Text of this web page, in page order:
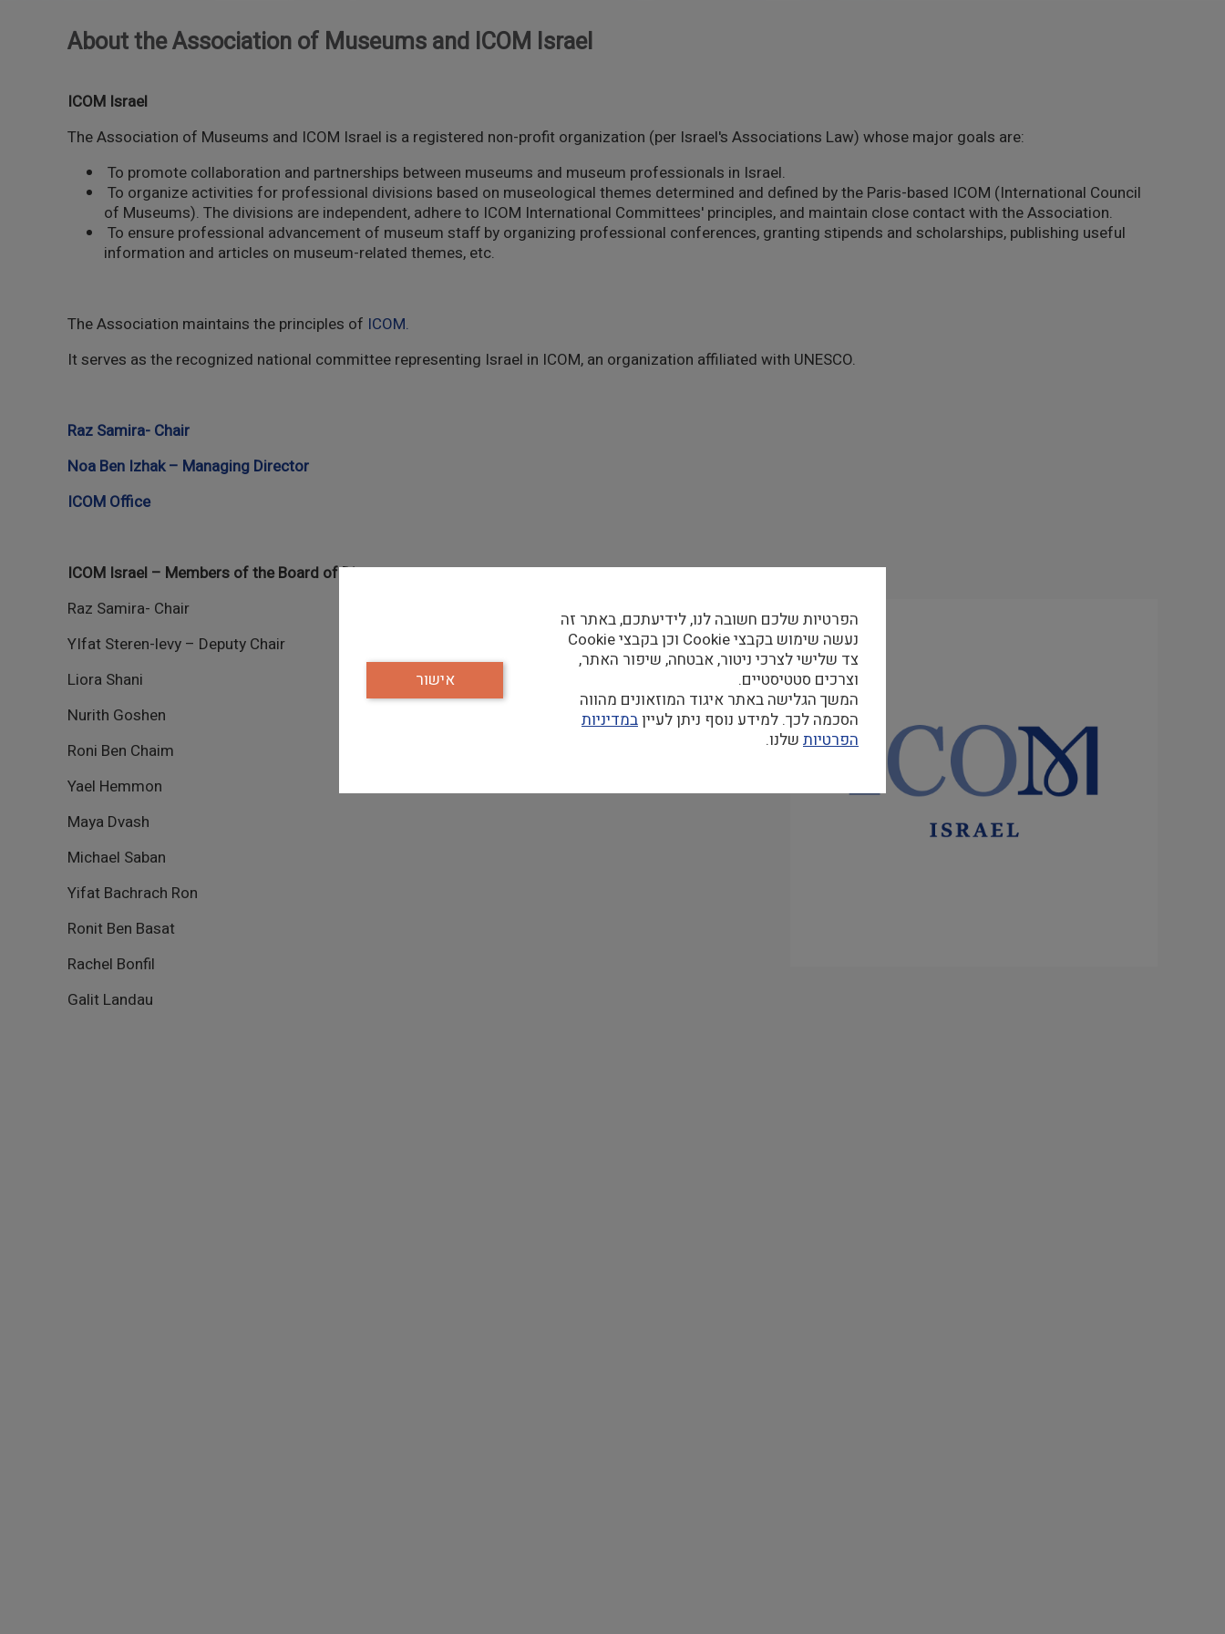
About the Association of Museums and ICOM Israel
ICOM Israel
The Association of Museums and ICOM Israel is a registered non-profit organization (per Israel's Associations Law) whose major goals are:
To promote collaboration and partnerships between museums and museum professionals in Israel.
To organize activities for professional divisions based on museological themes determined and defined by the Paris-based ICOM (International Council
of Museums). The divisions are independent, adhere to ICOM International Committees' principles, and maintain close contact with the Association.
To ensure professional advancement of museum staff by organizing professional conferences, granting stipends and scholarships, publishing useful
information and articles on museum-related themes, etc.
The Association maintains the principles of ICOM.
It serves as the recognized national committee representing Israel in ICOM, an organization affiliated with UNESCO.
Raz Samira- Chair
Noa Ben Izhak – Managing Director
ICOM Office
ICOM Israel – Members of the Board of Directors
Raz Samira- Chair
YIfat Steren-levy – Deputy Chair
Liora Shani
Nurith Goshen
Roni Ben Chaim
Yael Hemmon
Maya Dvash
Michael Saban
Yifat Bachrach Ron
Ronit Ben Basat
Rachel Bonfil
Galit Landau
הפרטיות שלכם חשובה לנו, לידיעתכם, באתר זה
נעשה שימוש בקבצי Cookie וכן בקבצי Cookie
צד שלישי לצרכי ניטור, אבטחה, שיפור האתר,
וצרכים סטטיסטיים.
המשך הגלישה באתר איגוד המוזאונים מהווה
הסכמה לכך. למידע נוסף ניתן לעייןבמדיניות
הפרטיות שלנו.
אישור